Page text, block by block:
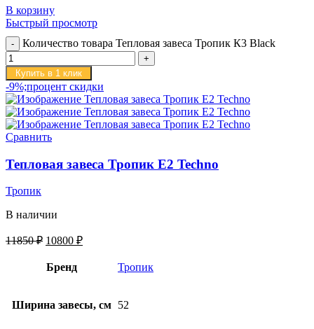
В корзину
Быстрый просмотр
Количество товара Тепловая завеса Тропик К3 Black
Купить в 1 клик
-9%;процент скидки
Сравнить
Тепловая завеса Тропик E2 Techno
Тропик
В наличии
11850₽ 10800 ₽
Бренд Тропик
Ширина завесы, см 52